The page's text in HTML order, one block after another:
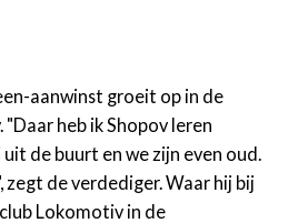
aanwinst groeit op in de
heb ik Shopov leren
de buurt en we zijn even oud.
zegt de verdediger. Waar hij bij
Lokomotiv in de